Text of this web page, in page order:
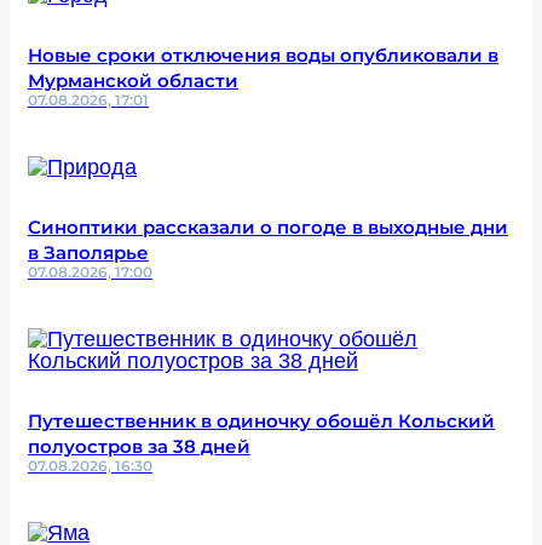
Новые сроки отключения воды опубликовали в
Мурманской области
07.08.2026, 17:01
Синоптики рассказали о погоде в выходные дни
в Заполярье
07.08.2026, 17:00
Путешественник в одиночку обошёл Кольский
полуостров за 38 дней
07.08.2026, 16:30